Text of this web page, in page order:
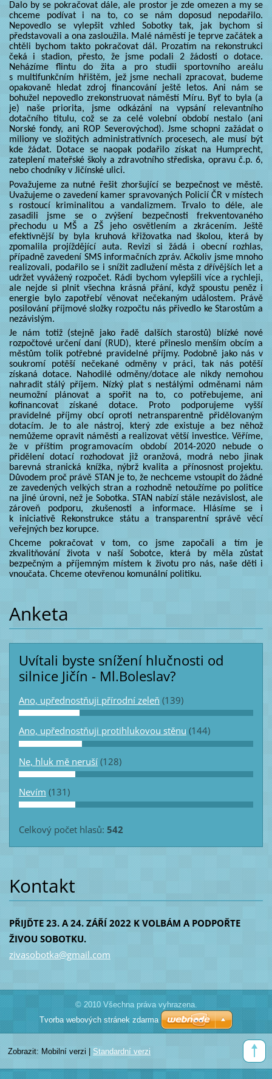
Dalo by se pokračovat dále, ale prostor je zde omezen a my se
chceme podívat i na to, co se nám doposud nepodařilo.
Nepovedlo se vylepšit vzhled Sobotky tak, jak bychom si
představovali a ona zasloužila. Malé náměstí je teprve začátek a
chtěli bychom takto pokračovat dál. Prozatím na rekonstrukci
čeká i stadion, přesto, že jsme podali 2 žádosti o dotace.
Neházíme flintu do žita a pro studii sportovního areálu
s multifunkčním hřištěm, jež jsme nechali zpracovat, budeme
opakovaně hledat zdroj financování ještě letos. Ani nám se
bohužel nepovedlo zrekonstruovat náměstí Míru. Byť to byla (a
je) naše priorita, jsme odkázáni na vypsání relevantního
dotačního titulu, což se za celé volební období nestalo (ani
Norské fondy, ani ROP Severovýchod). Jsme schopni zažádat o
miliony ve složitých administrativních procesech, ale musí být
kde žádat. Dotace se naopak podařilo získat na Humprecht,
zateplení mateřské školy a zdravotního střediska, opravu č.p. 6,
nebo chodníky v Jičínské ulici.
Považujeme za nutné řešit zhoršující se bezpečnost ve městě.
Uvažujeme o zavedení kamer spravovaných Policií ČR v místech
s rostoucí kriminalitou a vandalizmem. Trvalo to déle, ale
zasadili jsme se o zvýšení bezpečnosti frekventovaného
přechodu u MŠ a ZŠ jeho osvětlením a zkrácením. Ještě
efektivnější by byla kruhová křižovatka nad školou, která by
zpomalila projíždějící auta. Revizi si žádá i obecní rozhlas,
případně zavedení SMS informačních zpráv. Ačkoliv jsme mnoho
realizovali, podařilo se i snížit zadlužení města z dřívějších let a
udržet vyvážený rozpočet. Rádi bychom vylepšili více a rychleji,
ale nejde si plnit všechna krásná přání, když spoustu peněz i
energie bylo zapotřebí věnovat nečekaným událostem. Právě
posilování příjmové složky rozpočtu nás přivedlo ke Starostům a
nezávislým.
Je nám totiž (stejně jako řadě dalších starostů) blízké nové
rozpočtové určení daní (RUD), které přineslo menším obcím a
městům tolik potřebné pravidelné příjmy. Podobně jako nás v
soukromí potěší nečekané odměny v práci, tak nás potěší
získaná dotace. Nahodilé odměny/dotace ale nikdy nemohou
nahradit stálý příjem. Nízký plat s nestálými odměnami nám
neumožní plánovat a spořit na to, co potřebujeme, ani
kofinancovat získané dotace. Proto podporujeme vyšší
pravidelné příjmy obcí oproti netransparentně přidělovaným
dotacím. Je to ale nástroj, který zde existuje a bez něhož
nemůžeme opravit náměstí a realizovat větší investice. Věříme,
že v příštím programovacím období 2014-2020 nebude o
přidělení dotací rozhodovat již oranžová, modrá nebo jinak
barevná stranická knížka, nýbrž kvalita a přínosnost projektu.
Důvodem proč právě STAN je to, že nechceme vstoupit do žádné
ze zavedených velkých stran a rozhodně netoužíme po politice
na jiné úrovni, než je Sobotka. STAN nabízí stále nezávislost, ale
zároveň podporu, zkušenosti a informace. Hlásíme se i
k iniciativě Rekonstrukce státu a transparentní správě věcí
veřejných bez korupce.
Chceme pokračovat v tom, co jsme započali a tím je
zkvalitňování života v naší Sobotce, která by měla zůstat
bezpečným a příjemným místem k životu pro nás, naše děti i
vnoučata. Chceme otevřenou komunální politiku.
Anketa
Uvítali byste snížení hlučnosti od
silnice Jičín - Ml.Boleslav?
Ano, upřednostňuji přírodní zeleň (139)
Ano, upřednostňuji protihlukovou stěnu (144)
Ne, hluk mě neruší (128)
Nevím (131)
Celkový počet hlasů: 542
Kontakt
PŘIJĎTE 23. A 24. ZÁŘÍ 2022 K VOLBÁM A PODPOŘTE
ŽIVOU SOBOTKU.
zivasobotka@gmail.com
© 2010 Všechna práva vyhrazena.
Tvorba webových stránek zdarma
Zobrazit: Mobilní verzi Standardní verzi